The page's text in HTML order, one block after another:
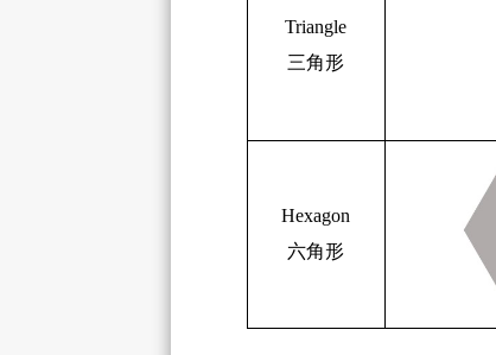
Triangle
三角形
Hexagon
六角形